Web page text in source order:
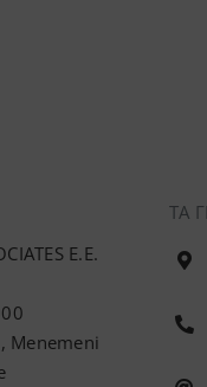
E.E.
Menemeni
ΤΑ